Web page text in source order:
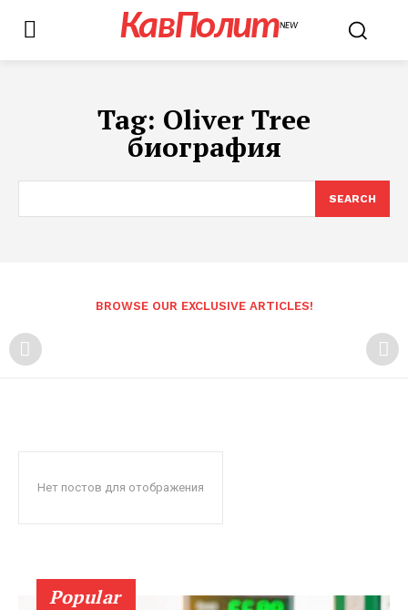
КавПолитNEW
Tag: Oliver Tree
биография
SEARCH
BROWSE OUR EXCLUSIVE ARTICLES!
Нет постов для отображения
Popular